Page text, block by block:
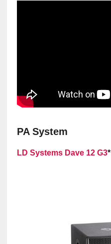
PA System
LD Systems Dave 12 G3*